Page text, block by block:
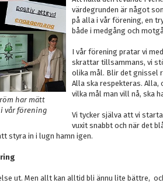
har mätt
vår förening
värdegrunden är något
på alla i vår förening, en
både i medgång och
I vår förening pratar vi
skrattar tillsammans, vi
olika mål. Blir det gnissel
Alla ska respekteras. Alla,
vilka mål man vill nå, ska
Vi tycker själva att vi
vuxit snabbt och när det
styra in i lugn hamn igen.
ut. Men allt kan alltid bli ännu lite bättre,